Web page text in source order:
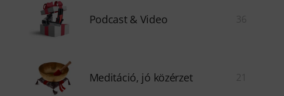
Podcast & Video
Meditáció, jó közérzet